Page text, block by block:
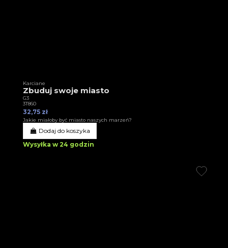
Karciane
Zbuduj swoje miasto
G3
3T860
32,75 zł
Jakie miałoby być miasto naszych marzeń?
Dodaj do koszyka
Wysyłka w 24 godzin